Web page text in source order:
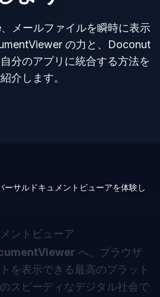
メールファイルを瞬時に表示
の力と、Doconut
分のアプリに統合する方法を
介します。
ーサルドキュメントビューアを体験し
ントビューア
へ。ブラウザ
を表示できる最高のプラット
スピーディなデジタル社会で